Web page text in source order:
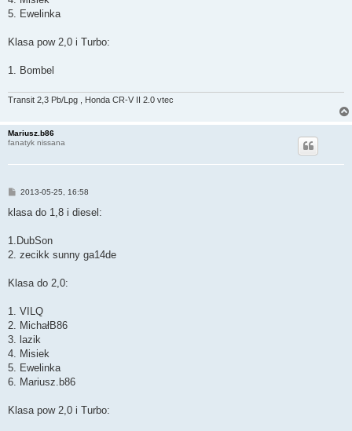
5. Ewelinka
Klasa pow 2,0 i Turbo:
1. Bombel
Transit 2,3 Pb/Lpg , Honda CR-V II 2.0 vtec
Mariusz.b86
fanatyk nissana
P
s
2013-05-25, 16:58
klasa do 1,8 i diesel:
1.DubSon
2. zecikk sunny ga14de
Klasa do 2,0:
1. VILQ
2. MichałB86
3. lazik
4. Misiek
5. Ewelinka
6. Mariusz.b86
Klasa pow 2,0 i Turbo: